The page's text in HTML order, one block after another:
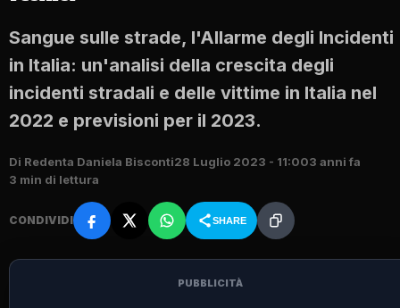
Sangue sulle strade, l'Allarme degli Incidenti
in Italia: un'analisi della crescita degli
incidenti stradali e delle vittime in Italia nel
2022 e previsioni per il 2023.
Di Redenta Daniela Bisconti28 Luglio 2023 - 11:003 anni fa
3 min di lettura
CONDIVIDI SHARE
PUBBLICITÀ